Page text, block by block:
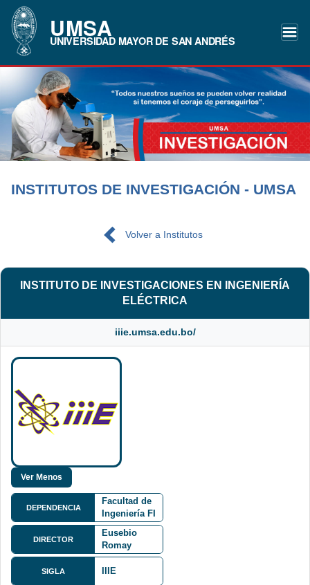
UMSA
UNIVERSIDAD MAYOR DE SAN ANDRÉS
INSTITUTOS DE INVESTIGACIÓN - UMSA
Volver a Institutos
INSTITUTO DE INVESTIGACIONES EN INGENIERÍA
ELÉCTRICA
iiie.umsa.edu.bo/
DEPENDENCIA
Facultad de
Ingeniería FI
DIRECTOR
Ing. Oscar
Eusebio
Romay
Azurduy
SIGLA IIIE
Zona Cota